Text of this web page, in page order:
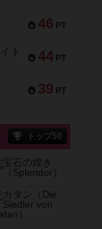
46 PT
44 PT
ト
39 PT
トップ50